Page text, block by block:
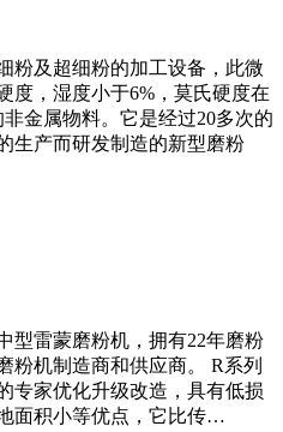
粉及超细粉的加工设备，此微
度，湿度小于6%，莫氏硬度在
金属物料。它是经过20多次的
生产而研发制造的新型磨粉
型雷蒙磨粉机，拥有22年磨粉
粉机制造商和供应商。 R系列
专家优化升级改造，具有低损
面积小等优点，它比传…